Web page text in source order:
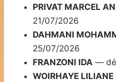
PRIVAT MARCEL
21/07/2026
DAHMANI
25/07/2026
FRANZONI IDA —
WOIRHAYE LILIANE